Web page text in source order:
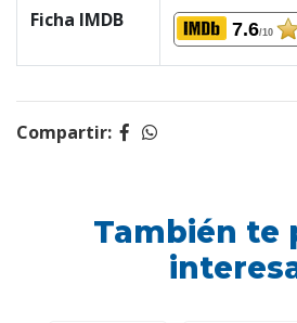
Ficha IMDB 7.6/10
Compartir:
También te